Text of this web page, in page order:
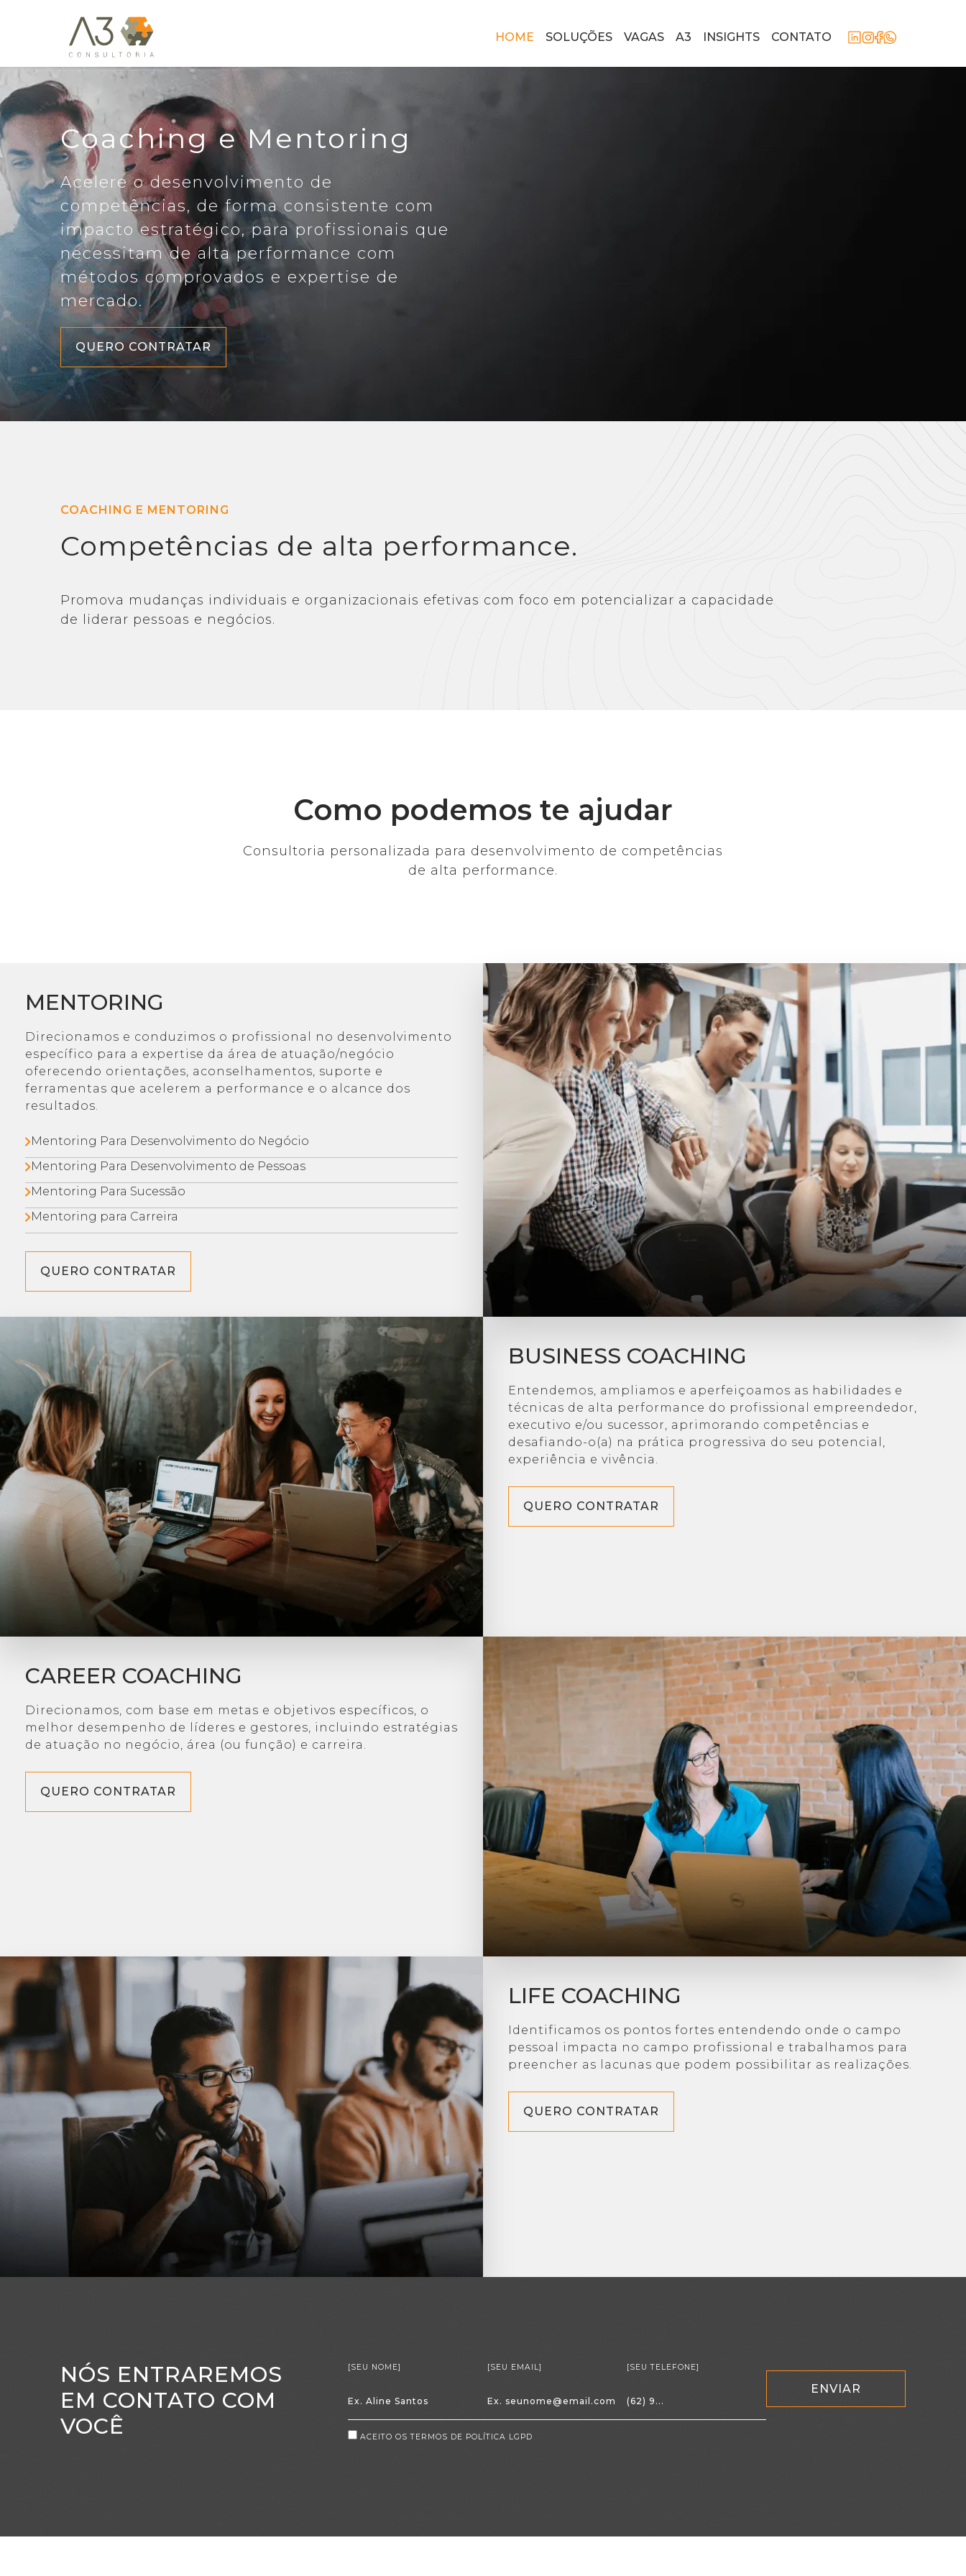
HOME SOLUÇÕES VAGAS A3 INSIGHTS CONTATO
Coaching e Mentoring
Acelere o desenvolvimento de
competências, de forma consistente com
impacto estratégico, para profissionais que
necessitam de alta performance com
métodos comprovados e expertise de
mercado.
QUERO CONTRATAR
COACHING E MENTORING
Competências de alta performance.
Promova mudanças individuais e organizacionais efetivas com foco em potencializar a capacidade
de liderar pessoas e negócios.
Como podemos te ajudar
Consultoria personalizada para desenvolvimento de competências
de alta performance.
MENTORING
Direcionamos e conduzimos o profissional no desenvolvimento
específico para a expertise da área de atuação/negócio
oferecendo orientações, aconselhamentos, suporte e
ferramentas que acelerem a performance e o alcance dos
resultados.
Mentoring Para Desenvolvimento do Negócio
Mentoring Para Desenvolvimento de Pessoas
Mentoring Para Sucessão
Mentoring para Carreira
QUERO CONTRATAR
BUSINESS COACHING
Entendemos, ampliamos e aperfeiçoamos as habilidades e
técnicas de alta performance do profissional empreendedor,
executivo e/ou sucessor, aprimorando competências e
desafiando-o(a) na prática progressiva do seu potencial,
experiência e vivência.
QUERO CONTRATAR
CAREER COACHING
Direcionamos, com base em metas e objetivos específicos, o
melhor desempenho de líderes e gestores, incluindo estratégias
de atuação no negócio, área (ou função) e carreira.
QUERO CONTRATAR
LIFE COACHING
Identificamos os pontos fortes entendendo onde o campo
pessoal impacta no campo profissional e trabalhamos para
preencher as lacunas que podem possibilitar as realizações.
QUERO CONTRATAR
NÓS ENTRAREMOS
EM CONTATO COM
VOCÊ
[SEU NOME] [SEU EMAIL] [SEU TELEFONE]
ENVIAR
ACEITO OS TERMOS DE POLÍTICA LGPD